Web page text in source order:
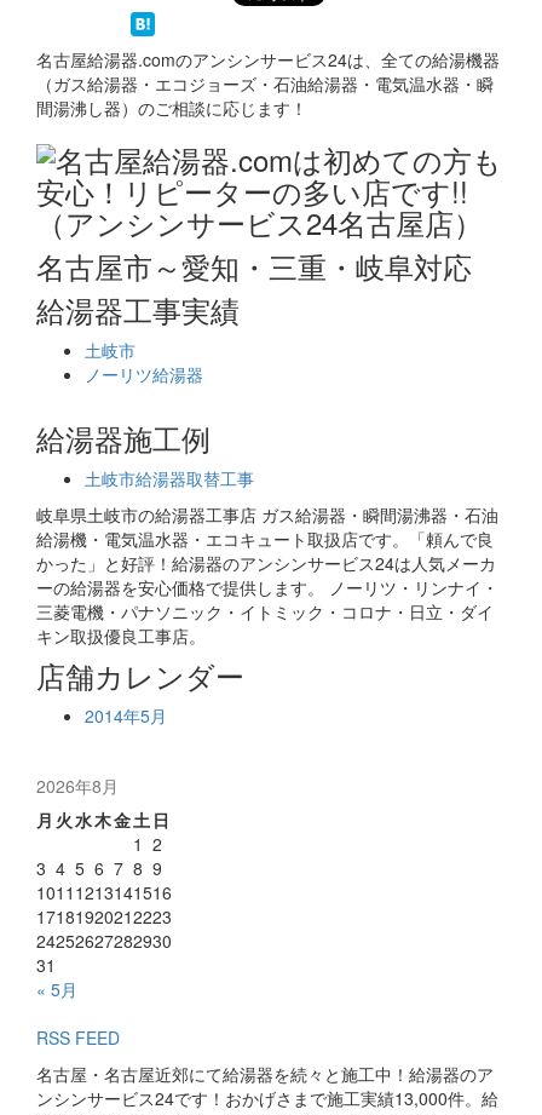
名古屋給湯器.comのアンシンサービス24は、全ての給湯機器
（ガス給湯器・エコジョーズ・石油給湯器・電気温水器・瞬
間湯沸し器）のご相談に応じます！
名古屋市～愛知・三重・岐阜対応
給湯器工事実績
土岐市
ノーリツ給湯器
給湯器施工例
土岐市給湯器取替工事
岐阜県土岐市の給湯器工事店 ガス給湯器・瞬間湯沸器・石油
給湯機・電気温水器・エコキュート取扱店です。「頼んで良
かった」と好評！給湯器のアンシンサービス24は人気メーカ
ーの給湯器を安心価格で提供します。 ノーリツ・リンナイ・
三菱電機・パナソニック・イトミック・コロナ・日立・ダイ
キン取扱優良工事店。
店舗カレンダー
2014年5月
2026年8月
月 火水木金土 日
1 2
3 4 5 6 7 8 9
1011 1213141516
17181920212223
24252627282930
31
« 5月
RSS FEED
名古屋・名古屋近郊にて給湯器を続々と施工中！給湯器のア
ンシンサービス24です！おかげさまで施工実績13,000件。給